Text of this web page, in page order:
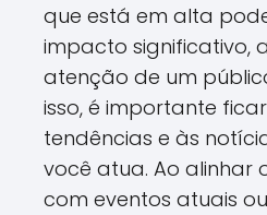
que está em alta
impacto significativo,
atenção de um
isso, é importante
tendências e às
você atua. Ao alinhar
com eventos atuais